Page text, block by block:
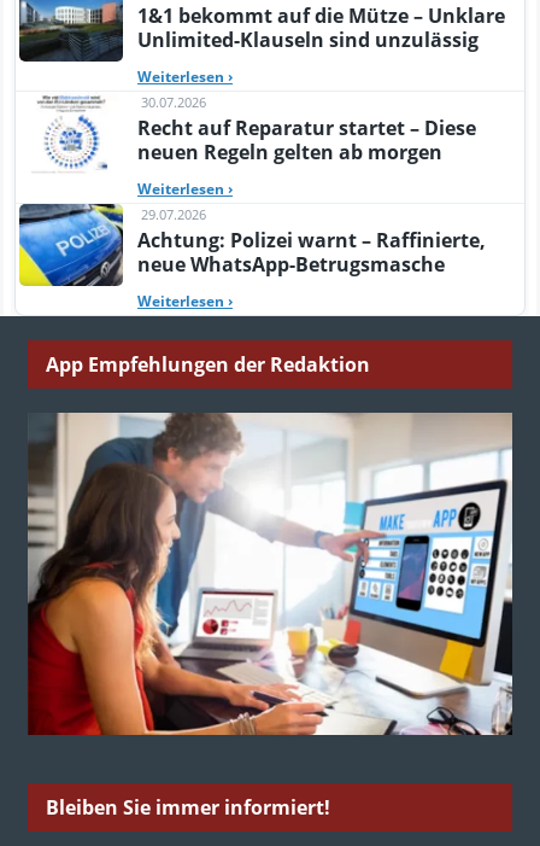
1&1 bekommt auf die Mütze – Unklare
Unlimited-Klauseln sind unzulässig
Weiterlesen ›
30.07.2026
Recht auf Reparatur startet – Diese
neuen Regeln gelten ab morgen
Weiterlesen ›
29.07.2026
Achtung: Polizei warnt – Raffinierte,
neue WhatsApp-Betrugsmasche
Weiterlesen ›
App Empfehlungen der Redaktion
Bleiben Sie immer informiert!